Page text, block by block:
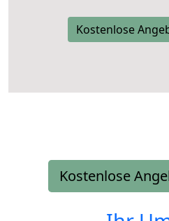
Kostenlose
Kostenlose